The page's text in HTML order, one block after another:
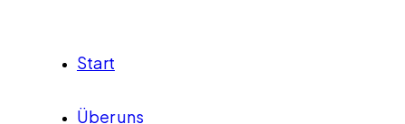
Start
Über uns